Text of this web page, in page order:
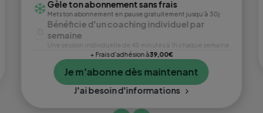
Gèle ton abonnement sans frais
Mets ton abonnement en pause gratuitement jusqu’à 30j
Bénéficie d'un coaching individuel par
semaine
Une session individuelle de 45 minutes à 1h chaque semaine
+ Frais d'adhésion à39,00€
Je m'abonne dès maintenant
J'ai besoin d'informations